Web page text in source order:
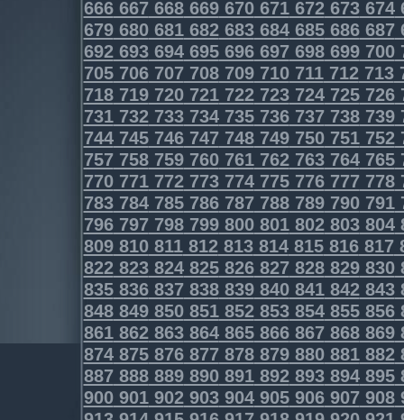
666667668669670671672673674
679680681682683684685686687
692693694695696697698699700
705706707708709710711712713
718719720721722723724725726
731732733734735736737738739
744745746747748749750751752
757758759760761762763764765
770771772773774775776777778
783784785786787788789790791
796797798799800801802803804
809810811812813814815816817
822823824825826827828829830
835836837838839840841842843
848849850851852853854855856
861862863864865866867868869
874875876877878879880881882
887888889890891892893894895
900901902903904905906907908